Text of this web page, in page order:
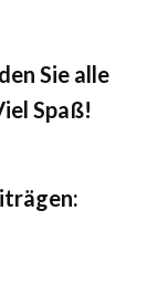
Sie alle
Spaß!